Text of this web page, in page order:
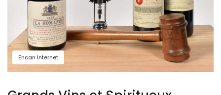
Encan Internet